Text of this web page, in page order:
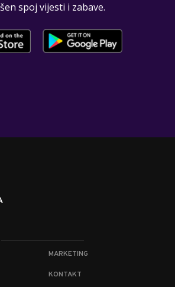
spoj vijesti i zabave.
MARKETING
KONTAKT